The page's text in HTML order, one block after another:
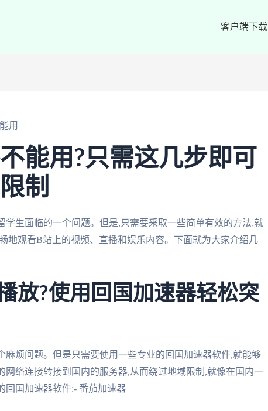
客户端下载
用
能用?只需这几步即可
制
学生面临的一个问题。但是,只需要采取一些简单有效的方法,就
地观看B站上的视频、直播和娱乐内容。下面就为大家介绍几
放?使用回国加速器轻松突
麻烦问题。但是只需要使用一些专业的回国加速器软件,就能够
络连接转接到国内的服务器,从而绕过地域限制,就像在国内一
回国加速器软件:- 番茄加速器